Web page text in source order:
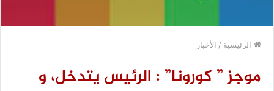
الرئيسية / الأخبار
موجز ” كورونا” : الرئيس يتدخل، و